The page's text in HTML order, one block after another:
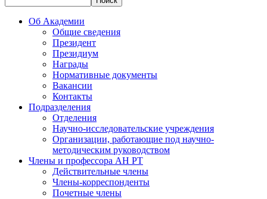
Об Академии
Общие сведения
Президент
Президиум
Награды
Нормативные документы
Вакансии
Контакты
Подразделения
Отделения
Научно-исследовательские учреждения
Организации, работающие под научно-
методическим руководством
Члены и профессора АН РТ
Действительные члены
Члены-корреспонденты
Почетные члены